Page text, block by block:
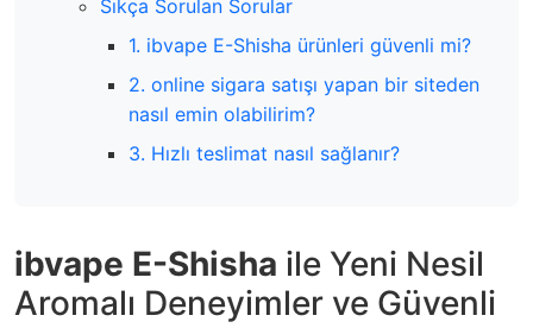
Sıkça Sorulan Sorular
1. ibvape E-Shisha ürünleri güvenli mi?
2. online sigara satışı yapan bir siteden
nasıl emin olabilirim?
3. Hızlı teslimat nasıl sağlanır?
ibvape E-Shisha ile Yeni Nesil
Aromalı Deneyimler ve Güvenli